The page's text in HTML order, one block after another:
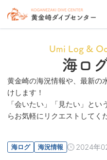
Umi Log &
海ロ
黄金崎の海況情報や、最新の
けします！
「会いたい」「見たい」と
らお気軽にリクエストしてく
海ログ 海況情報 2024年